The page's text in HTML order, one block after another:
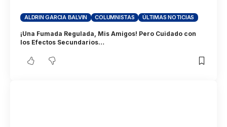
ALDRIN GARCIA BALVIN COLUMNISTAS ÚLTIMAS NOTICIAS
¡Una Fumada Regulada, Mis Amigos! Pero Cuidado con
los Efectos Secundarios…